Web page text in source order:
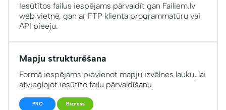
Iesūtītos failus iespējams pārvaldīt gan Failiem.lv
web vietnē, gan ar FTP klienta programmatūru vai
API pieeju.
Mapju strukturēšana
Formā iespējams pievienot mapju izvēlnes lauku, lai
atvieglojot iesūtīto failu pārvaldīšanu.
PRO Bizness